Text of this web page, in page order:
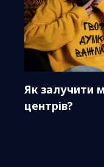
Як залучити
центрів?